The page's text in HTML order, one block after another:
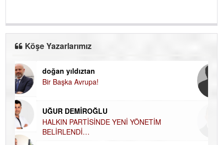
Köşe Yazarlarımız
doğan yıldıztan
Bir Başka Avrupa!
UĞUR DEMİROĞLU
HALKIN PARTİSİNDE YENİ YÖNETİM
BELİRLENDİ…